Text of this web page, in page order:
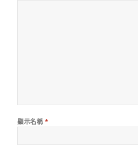
顯示名稱 *